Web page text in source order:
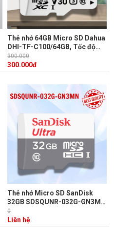
Thẻ nhớ 64GB Micro SD Dahua
DHI-TF-C100/64GB, Tốc độ
đọc 95MB/s, Tốc độ ghi
38MB/s
300.000
300.000đ
Thẻ nhớ Micro SD SanDisk
32GB SDSQUNR-032G-GN3MN
Tốc độ đọc 100MB/s, Tốc độ
ghi 15MB/s
0
Liên hệ